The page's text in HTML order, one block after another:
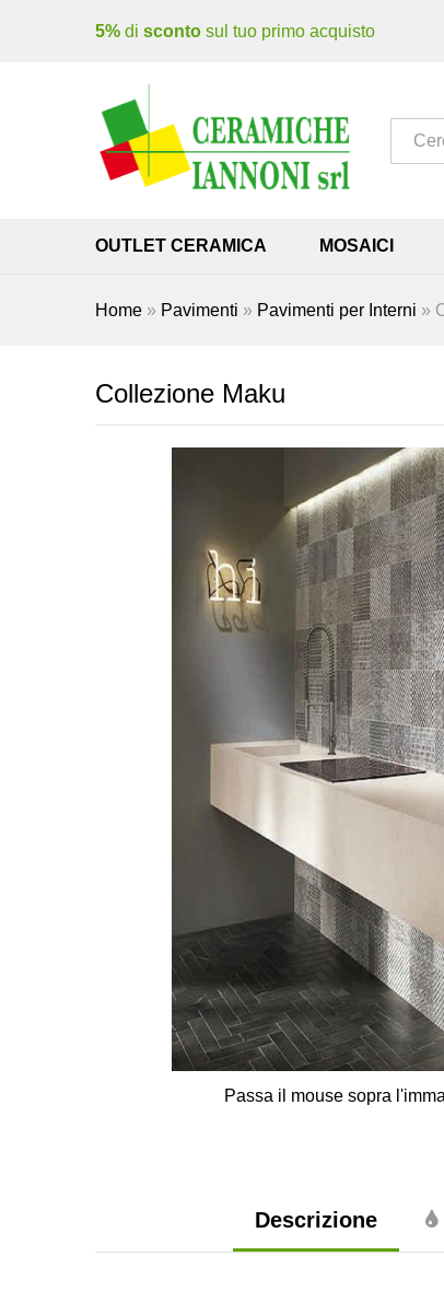
5% di sconto sul tuo primo acquisto
Tutto
OUTLET CERAMICA MOSAICI
Home » Pavimenti » Pavimenti per Interni »
Collezione Maku
Passa il mouse sopra
Descrizione